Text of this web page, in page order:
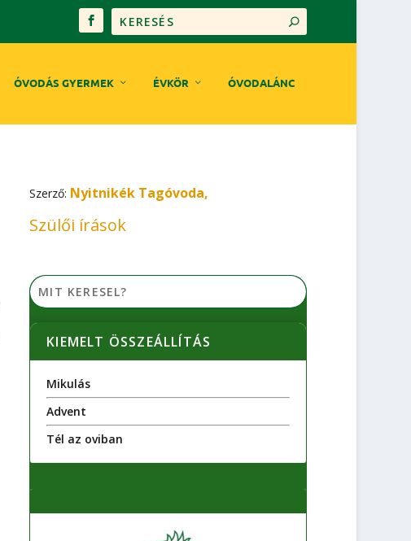
ÓVODÁS GYERMEK ÉVKÖR ÓVODALÁNC
Szerző: Nyitnikék Tagóvoda,
Szülői írások
KIEMELT ÖSSZEÁLLÍTÁS
Mikulás
Advent
Tél az oviban